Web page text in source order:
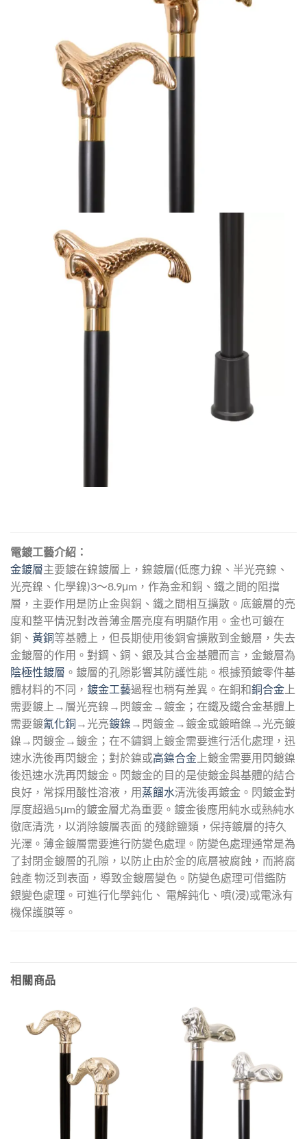
電鍍工藝介紹：
金鍍層主要鍍在鎳鍍層上，鎳鍍層(低應力鎳、半光亮鎳、
光亮鎳、化學鎳)3～8.9μm，作為金和銅、鐵之間的阻擋
層，主要作用是防止金與銅、鐵之間相互擴散。底鍍層的亮
度和整平情況對改善薄金層亮度有明顯作用。金也可鍍在
銅、 黃銅等基體上，但長期使用後銅會擴散到金鍍層，失去
金鍍層的作用。對鋼、銅、銀及其合金基體而言，金鍍層為
陰極性鍍層 。鍍層的孔隙影響其防護性能。根據預鍍零件基
體材料的不同， 鍍金工藝過程也稍有差異。在銅和銅合金 上
需要鍍上→層光亮鎳→閃鍍金→鍍金；在鐵及鐵合金基體上
需要鍍氰化銅 →光亮鍍鎳 →閃鍍金→鍍金或鍍暗鎳→光亮鍍
鎳→閃鍍金→鍍金；在不鏽鋼上鍍金需要進行活化處理，迅
速水洗後再閃鍍金；對於鎳或高鎳合金 上鍍金需要用閃鍍鎳
後迅速水洗再閃鍍金。閃鍍金的目的是使鍍金與基體的結合
良好，常採用酸性溶液，用蒸餾水清洗後再鍍金。閃鍍金對
厚度超過5μm的鍍金層尤為重要。鍍金後應用純水或熱純水
徹底清洗，以消除鍍層表面 的殘餘鹽類，保持鍍層的持久
光澤。薄金鍍層需要進行防變色處理。防變色處理通常是為
了封閉金鍍層的孔隙，以防止由於金的底層被腐蝕，而將腐
蝕產 物泛到表面，導致金鍍層變色。防變色處理可借鑑防
銀變色處理。可進行化學鈍化、 電解鈍化、噴(浸)或電泳有
機保護膜等。
相關商品